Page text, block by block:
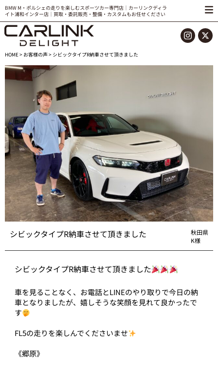
BMW M・ポルシェの走りを楽しむスポーツカー専門店｜カーリンクディラ
イト浦和インター店｜買取・委託販売・整備・カスタムもお任せください
HOME> お客様の声> シビックタイプR納車させて頂きました
シビックタイプR納車させて頂きました
秋田県
K様
シビックタイプR納車させて頂きました
車を見ることなく、お電話とLINEのやり取りで今日の納
車となりましたが、嬉しそうな笑顔を見れて良かったで
す
FL5の走りを楽しんでくださいませ
《郷原》